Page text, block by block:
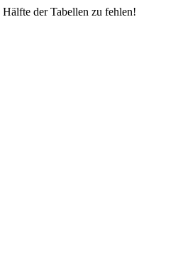
der Tabellen zu fehlen!